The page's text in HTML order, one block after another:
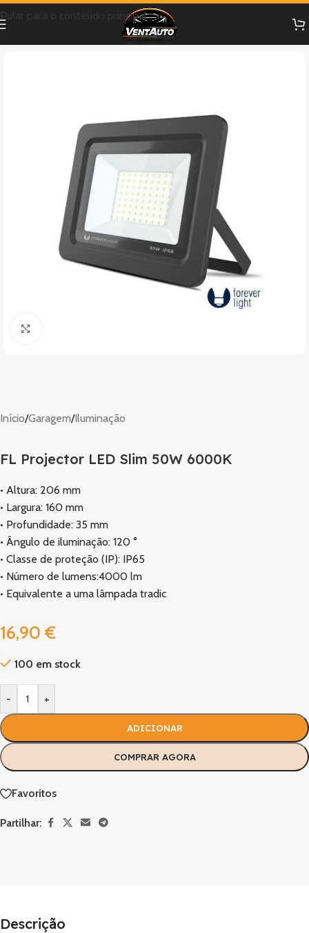
Pular para o conteúdo principal
Início/Garagem/Iluminação
FL Projector LED Slim 50W 6000K
• Altura: 206 mm
• Largura: 160 mm
• Profundidade: 35 mm
• Ângulo de iluminação: 120 °
• Classe de proteção (IP): IP65
• Número de lumens:4000 lm
• Equivalente a uma lâmpada tradic
16,90 €
100 em stock
- +
ADICIONAR
COMPRAR AGORA
Favoritos
Partilhar:
Descrição